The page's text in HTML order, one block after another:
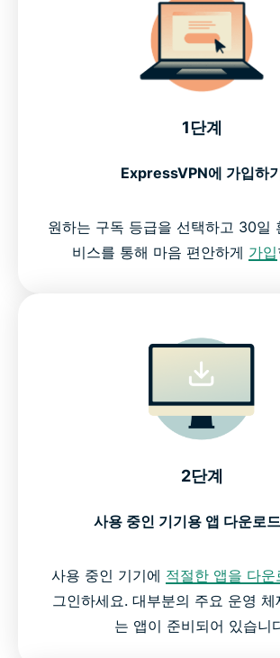
1단계
ExpressVPN에 가입하
원하는 구독 등급을 선택하고 30일
비스를 통해 마음 편안하게 가입
2단계
사용 중인 기기용 앱 다운로
사용 중인 기기에 적절한 앱을 다운
그인하세요. 대부분의 주요 운영
는 앱이 준비되어 있습니